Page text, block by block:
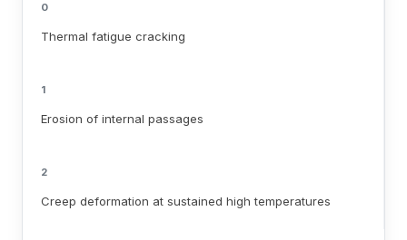
0
Thermal fatigue cracking
1
Erosion of internal passages
2
Creep deformation at sustained high temperatures